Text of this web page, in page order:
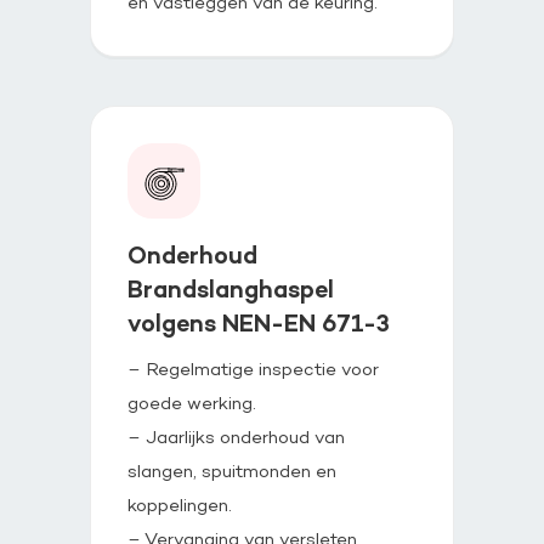
Onderhoud
Brandslanghaspel
volgens NEN-EN 671-3
– Regelmatige inspectie voor
goede werking.
– Jaarlijks onderhoud van
slangen, spuitmonden en
koppelingen.
– Vervanging van versleten